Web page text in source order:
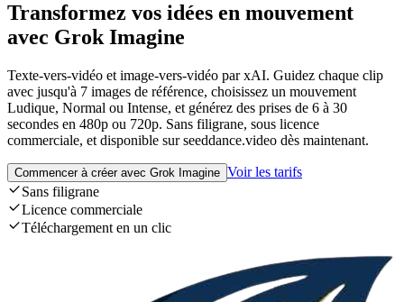
Transformez vos idées en mouvement
avec Grok Imagine
Texte-vers-vidéo et image-vers-vidéo par xAI. Guidez chaque clip
avec jusqu'à 7 images de référence, choisissez un mouvement
Ludique, Normal ou Intense, et générez des prises de 6 à 30
secondes en 480p ou 720p. Sans filigrane, sous licence
commerciale, et disponible sur seeddance.video dès maintenant.
Commencer à créer avec Grok Imagine Voir les tarifs
Sans filigrane
Licence commerciale
Téléchargement en un clic